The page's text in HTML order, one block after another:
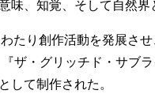
味、知覚、そして自然
たり創作活動を発展さ
ザ・グリッチド・サブ
して制作された。